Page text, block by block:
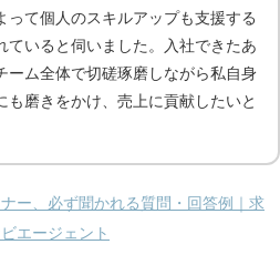
って個人のスキルアップも支援する
ていると伺いました。入社できたあ
ーム全体で切磋琢磨しながら私自身
も磨きをかけ、売上に貢献したいと
ー、必ず聞かれる質問・回答例｜求
エージェント